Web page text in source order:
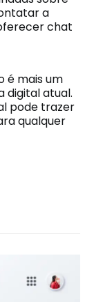
a
chat
é mais um
digital atual.
pode trazer
qualquer